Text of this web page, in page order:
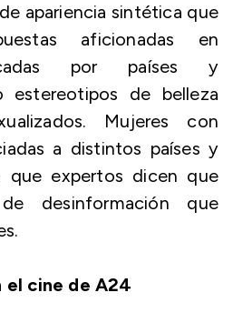
apariencia sintética que
aficionadas en
por países y
estereotipos de belleza
Mujeres con
a distintos países y
que expertos dicen que
desinformación que
cine de A24